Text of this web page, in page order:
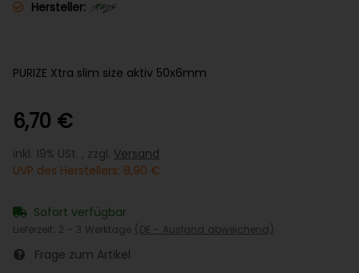
Hersteller:
PURIZE Xtra slim size aktiv 50x6mm
6,70 €
inkl. 19% USt. , zzgl. Versand
UVP des Herstellers: 8,90 €
Sofort verfügbar
Lieferzeit: 2 - 3 Werktage (DE - Ausland abweichend)
Frage zum Artikel